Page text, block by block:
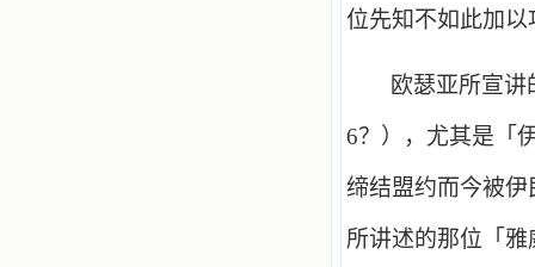
位先知不如此加
欧瑟亚所宣
6？），尤其是「
缔结盟约而今被
所讲述的那位「